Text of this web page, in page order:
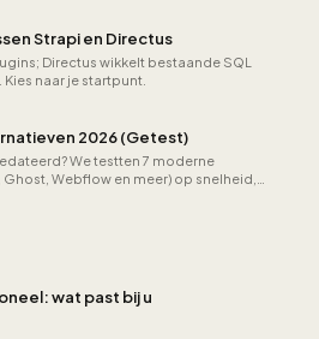
Strapi en Directus
Directus wikkelt bestaande SQL
naar je startpunt.
2026 (Getest)
We testten 7 moderne
Webflow en meer) op snelheid,
wat past bij u